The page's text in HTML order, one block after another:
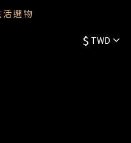
Bears
選 物
Bears
$ TWD